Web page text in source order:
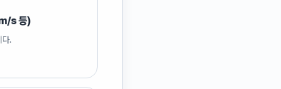
s 등)
다.